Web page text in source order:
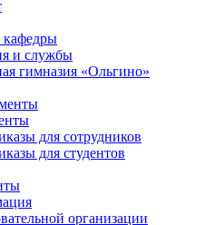
кафедры
и службы
гимназия «Ольгино»
для сотрудников
для студентов
организации